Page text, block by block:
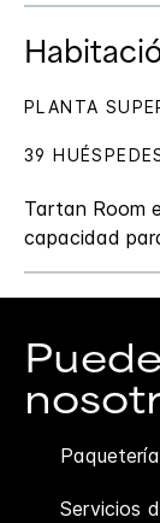
Tartan Room
capacidad
PLANTA
39
Servicios